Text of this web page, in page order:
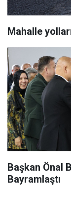
Mahalle
Başkan Önal
Bayramlaştı